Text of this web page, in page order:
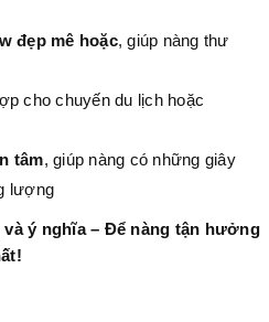
đẹp mê hoặc, giúp nàng thư
cho chuyến du lịch hoặc
tâm, giúp nàng có những giây
lượng
và ý nghĩa – Để nàng tận hưởng